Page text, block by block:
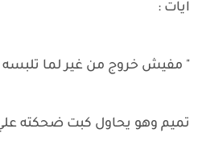
ايات :
" مفيش خروج من غير لما تلبسه
تميم وهو يحاول كبت ضحكته